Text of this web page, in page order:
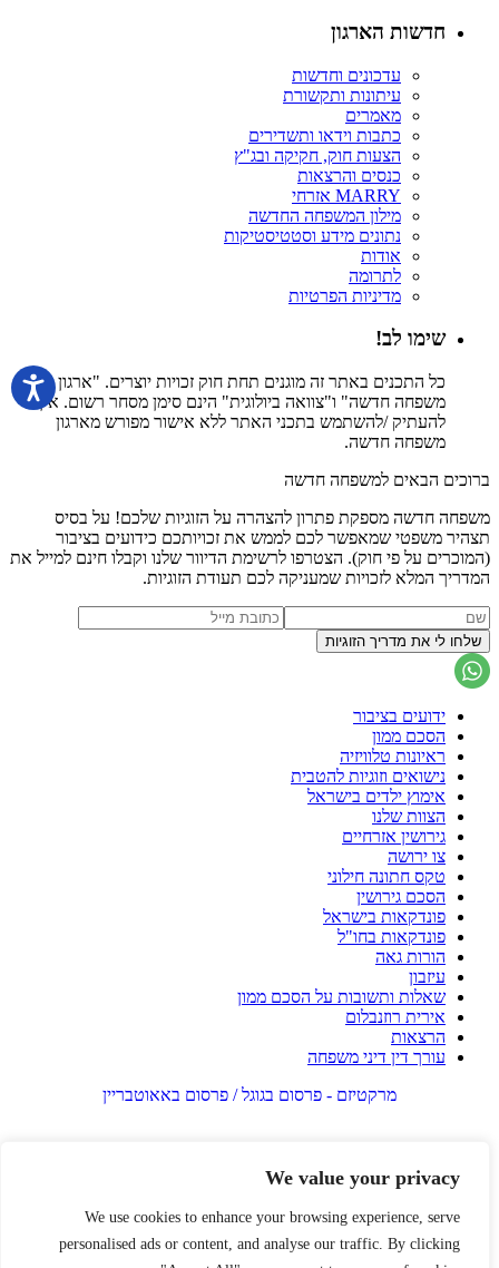
We value your privacy
We use cookies to enhance your browsing experience, serve
personalised ads or content, and analyse our traffic. By clicking
חדשות הארגון
עדכונים וחדשות
עיתונות ותקשורת
מאמרים
כתבות וידאו ותשדירים
הצעות חוק, חקיקה ובג"ץ
כנסים והרצאות
MARRY אזרחי
מילון המשפחה החדשה
נתונים מידע וסטטיסטיקות
אודות
לתרומה
מדיניות הפרטיות
שימו לב!
כל התכנים באתר זה מוגנים תחת חוק זכויות יוצרים. "ארגון
משפחה חדשה" ו"צוואה ביולוגית" הינם סימן מסחר רשום. אין
להעתיק /להשתמש בתכני האתר ללא אישור מפורש מארגון
משפחה חדשה.
ברוכים הבאים למשפחה חדשה
משפחה חדשה מספקת פתרון להצהרה על הזוגיות שלכם! על בסיס
תצהיר משפטי שמאפשר לכם לממש את זכויותכם כידועים בציבור
(המוכרים על פי חוק). הצטרפו לרשימת הדיוור שלנו וקבלו חינם למייל את
המדריך המלא לזכויות שמעניקה לכם תעודת הזוגיות.
ידועים בציבור
הסכם ממון
ראיונות טלוויזיה
נישואים וזוגיות להטבית
אימוץ ילדים בישראל
הצוות שלנו
גירושין אזרחיים
צו ירושה
טקס חתונה חילוני
הסכם גירושין
פונדקאות בישראל
פונדקאות בחו"ל
הורות גאה
עיזבון
שאלות ותשובות על הסכם ממון
אירית רוזנבלום
הרצאות
עורך דין דיני משפחה
מרקטיזם - פרסום בגוגל / פרסום באאוטבריין